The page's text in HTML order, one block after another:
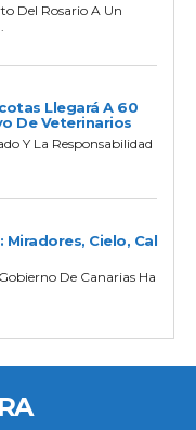
Del Rosario A Un
Llegará A 60
De Veterinarios
Y La Responsabilidad
Cielo, Cal
De Canarias Ha